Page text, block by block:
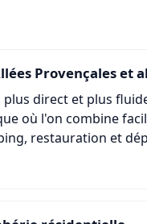
Provençales et
plus direct et plus
où l'on combine
restauration et